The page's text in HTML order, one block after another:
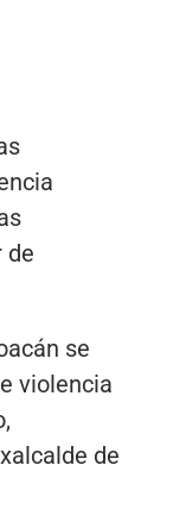
de
se
violencia
de